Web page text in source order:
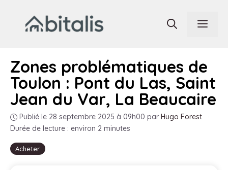
contenu
Acheter
Zones problématiques de
Toulon : Pont du Las, Saint
Jean du Var, La Beaucaire
Publié le 28 septembre 2025 à 09h00 par Hugo Forest
·
Durée de lecture : environ 2 minutes